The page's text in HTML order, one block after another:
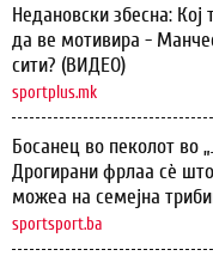
Недановски збесна: Кој
да ве мотивира -
сити? (ВИДЕО)
sportplus.mk
Босанец во пеколот во
Дрогирани фрлаа сѐ што
можеа на семејна
sportsport.ba